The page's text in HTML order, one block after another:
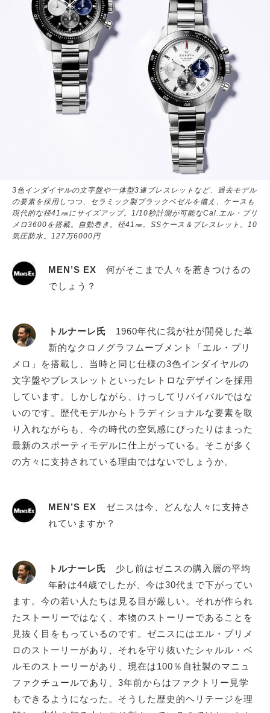
3色インダイヤルの文字盤や一体型3連ブレスレットなど、過去モデル
の要素を採用しつつ、セラミック製ブラックベゼルを備え、ケースも
現代的な径41㎜にサイズアップ。1/10秒計測が可能なCal.エル・プリ
メロ3600を搭載。自動巻き。径41㎜。SSケース＆ブレスレット。10
気圧防水。127万6000円
MEN’S EX 何がそこまで人々を惹きつけるの
でしょう？
トルナーレ氏 1960年代に我が社が開発した革
新的なクロノグラフムーブメント「エル・プリ
メロ」を搭載し、当時と同じ仕様の3色インダイヤルの
文字盤やブレスレットといったレトロなデザインを採用
しています。しかしながら、けっしてリバイバルではな
いのです。歴代モデルからトラディショナルな要素を取
り入れながらも、今の時代の空気感にぴったりはまった
最新のスポーティモデルに仕上がっている。そこが多く
の方々に支持されている理由ではないでしょうか。
MEN’S EX ゼニスは今、どんな人々に支持さ
れていますか？
トルナーレ氏 少し前はゼニスの購入層の平均
年齢は44歳でしたが、今は30代まで下がってい
ます。今の若い人たちは見る目が厳しい。それが作られ
たストーリーではなく、本物のストーリーであることを
見抜く目をもっているのです。ゼニスにはエル・プリメ
ロのストーリーがあり、それを守り抜いたシャルル・ベ
ルモのストーリーがあり、現在は100％自社製のマニュ
ファクチュールであり、3年前からはファクトリー見学
もできるようになった。そうした歴史的ヘリテージを理